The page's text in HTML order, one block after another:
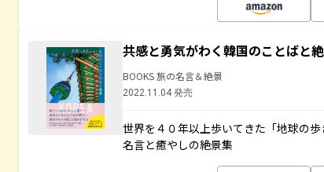
共感と勇気がわく韓国のことばと
BOOKS 旅の名言＆絶景
2022.11.04 発売
世界を４０年以上歩いてきた「地球の
名言と癒やしの絶景集